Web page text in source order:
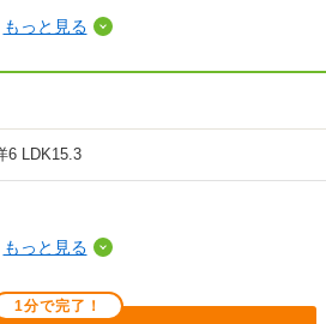
もっと見る
6 LDK15.3
もっと見る
1分で完了！